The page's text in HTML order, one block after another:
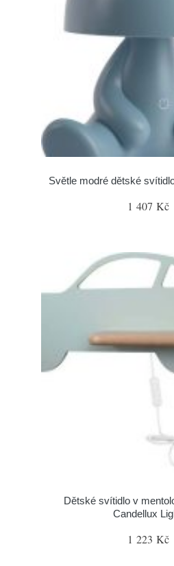
Světle modré dětské
1 407 Kč
Dětské svítidlo v
Candellux
1 223 Kč